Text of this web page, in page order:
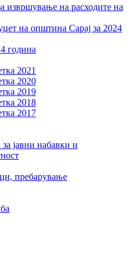
извршување на расходите на
на општина Сарај за 2024
година
2021
2020
2019
2018
2017
јавни набавки и
пребарување